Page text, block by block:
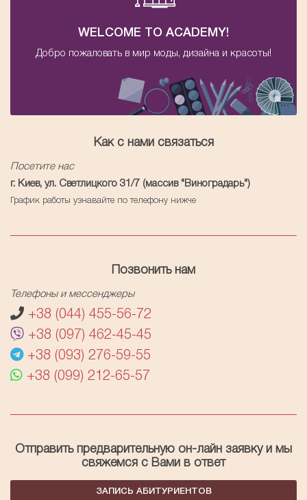
WELCOME TO ACADEMY!
Добро пожаловать в мир моды, дизайна и красоты!
Как с нами связаться
Посетите нас
г. Киев, ул. Светлицкого 31/7 (массив "Виноградарь")
График работы узнавайте по телефону нижче
Позвонить нам
Телефоны и мессенджеры
+38 (044) 455-56-72
+38 (097) 462-45-45
+38 (093) 276-59-55
+38 (099) 212-65-57
Отправить предварительную он-лайн заявку и мы
свяжемся с Вами в ответ
ЗАПИСЬ АБИТУРИЕНТОВ